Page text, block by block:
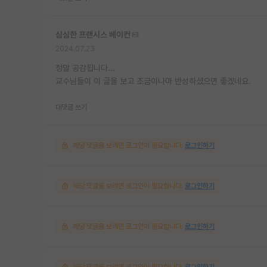
심심한 프랜시스 베이컨
정말 공감됩니다...
교수님들이 이 글을 보고 조금이나마 반성하셨으면 좋겠네요.
대댓글 쓰기
해당 댓글을 보려면 로그인이 필요합니다. 로그인하기
해당 댓글을 보려면 로그인이 필요합니다. 로그인하기
해당 댓글을 보려면 로그인이 필요합니다. 로그인하기